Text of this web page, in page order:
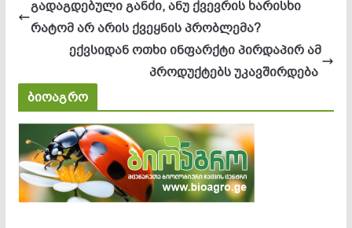
გადაგდებული განძი, ანუ ქვევრის ხარისხი
რატომ არ არის ქვეყნის პრობლემა?
ექვსიდან ოთხი ინფარქტი პირდაპირ ამ
პროდუქტებს უკავშირდება
ბიოაგრო